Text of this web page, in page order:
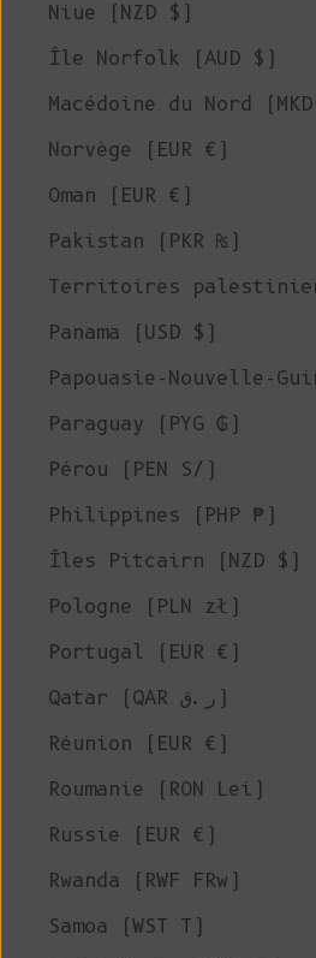
Niue (NZD $)
Île Norfolk (AUD $)
Macédoine du Nord
Norvège (EUR €)
Oman (EUR €)
Pakistan (PKR ₨)
Territoires
Panama (USD $)
Papouasie-Nouvelle-
Paraguay (PYG ₲)
Pérou (PEN S/)
Philippines (PHP ₱)
Îles Pitcairn (NZD $)
Pologne (PLN zł)
Portugal (EUR €)
Qatar (QAR ر.ق)
Réunion (EUR €)
Roumanie (RON Lei)
Russie (EUR €)
Rwanda (RWF FRw)
Samoa (WST T)